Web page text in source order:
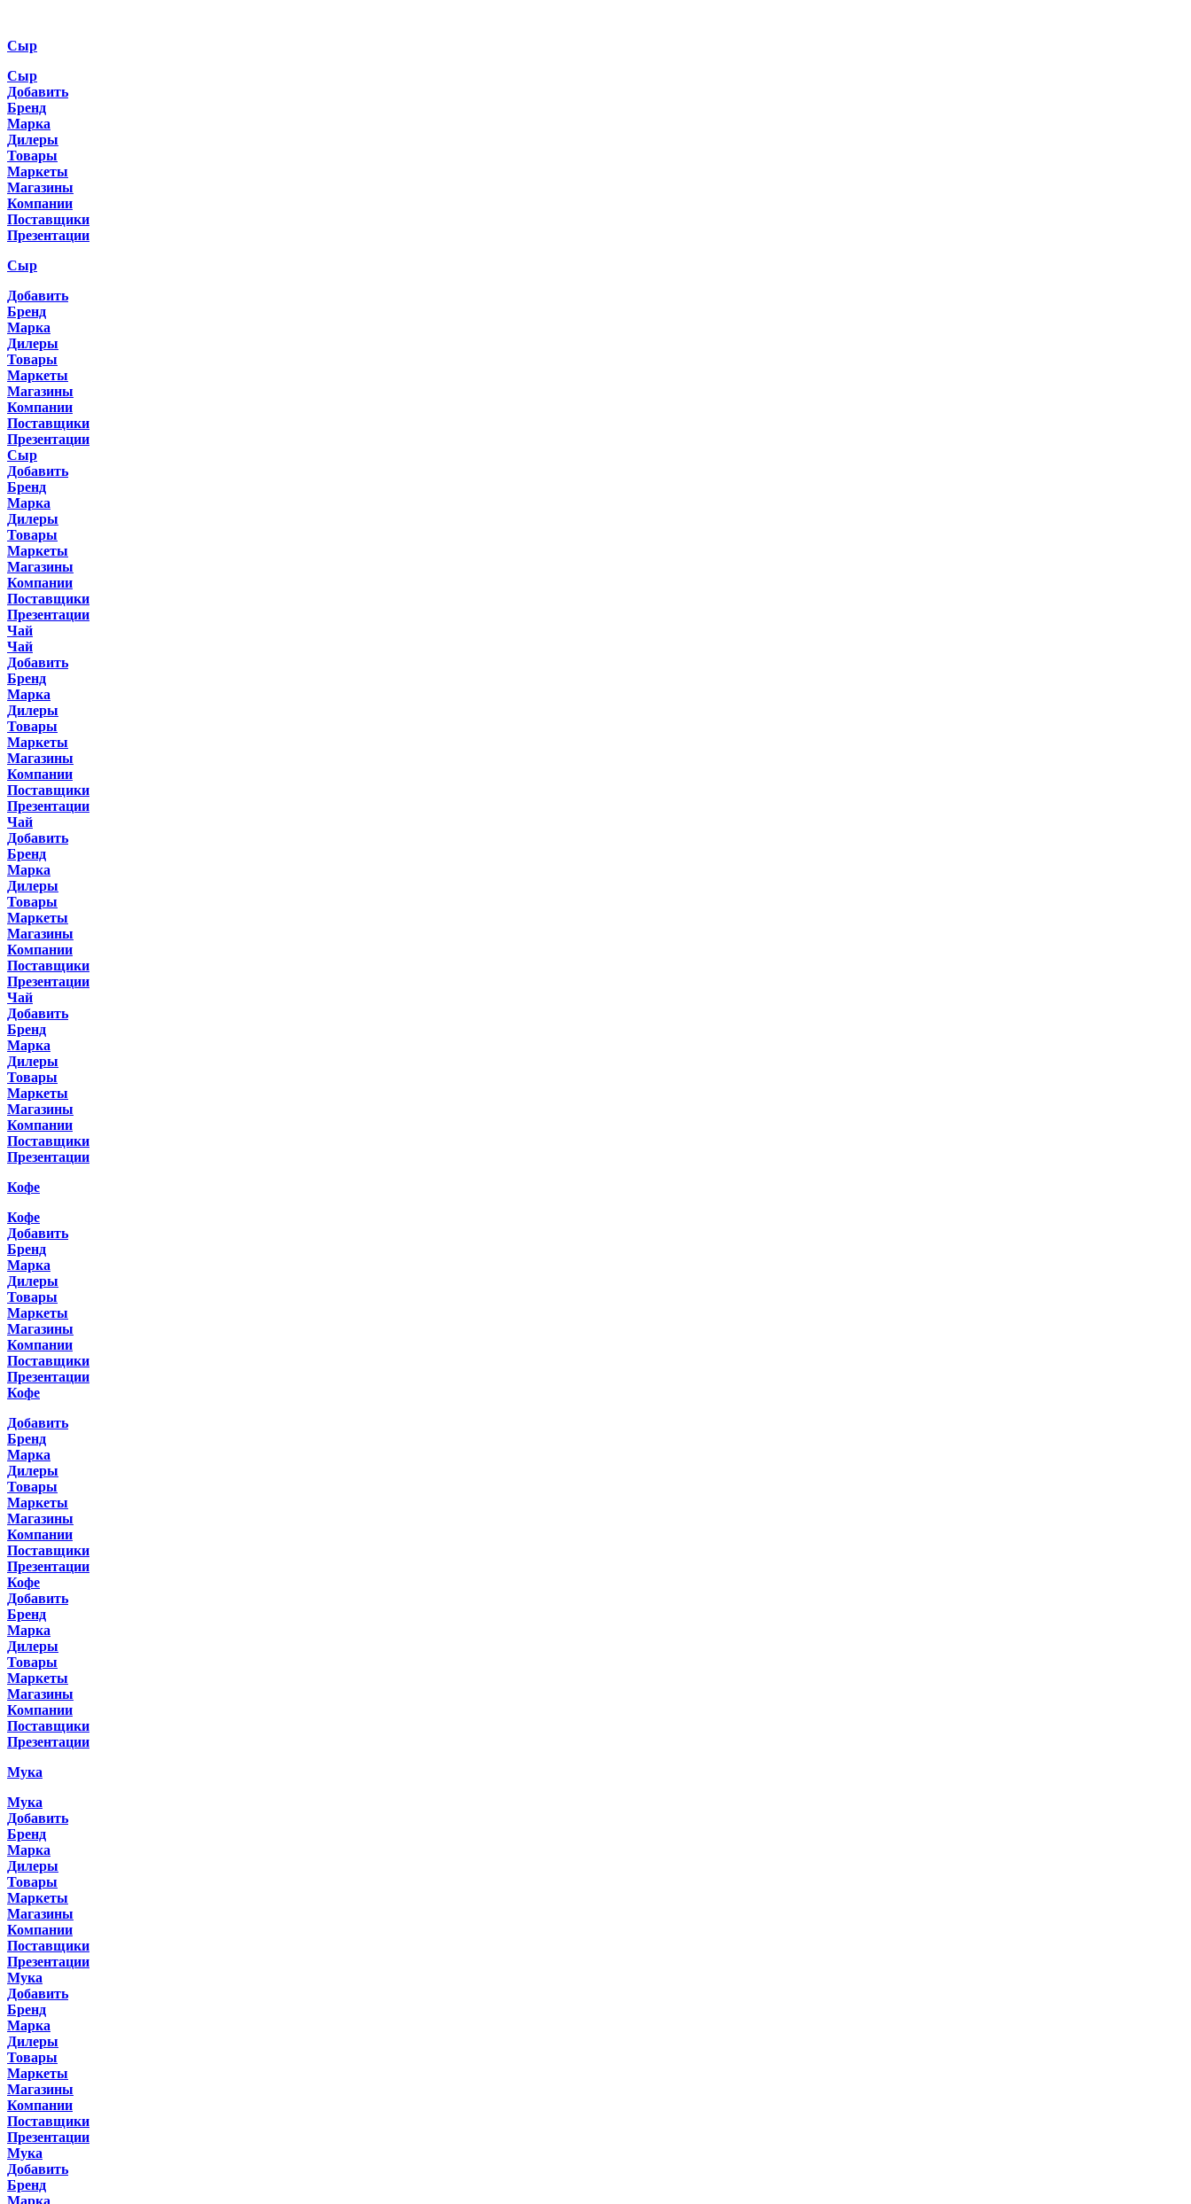
Сыр
Сыр
Добавить
Бренд
Марка
Дилеры
Товары
Маркеты
Магазины
Компании
Поставщики
Презентации
Сыр
Добавить
Бренд
Марка
Дилеры
Товары
Маркеты
Магазины
Компании
Поставщики
Презентации
Сыр
Добавить
Бренд
Марка
Дилеры
Товары
Маркеты
Магазины
Компании
Поставщики
Презентации
Чай
Чай
Добавить
Бренд
Марка
Дилеры
Товары
Маркеты
Магазины
Компании
Поставщики
Презентации
Чай
Добавить
Бренд
Марка
Дилеры
Товары
Маркеты
Магазины
Компании
Поставщики
Презентации
Чай
Добавить
Бренд
Марка
Дилеры
Товары
Маркеты
Магазины
Компании
Поставщики
Презентации
Кофе
Кофе
Добавить
Бренд
Марка
Дилеры
Товары
Маркеты
Магазины
Компании
Поставщики
Презентации
Кофе
Добавить
Бренд
Марка
Дилеры
Товары
Маркеты
Магазины
Компании
Поставщики
Презентации
Кофе
Добавить
Бренд
Марка
Дилеры
Товары
Маркеты
Магазины
Компании
Поставщики
Презентации
Мука
Мука
Добавить
Бренд
Марка
Дилеры
Товары
Маркеты
Магазины
Компании
Поставщики
Презентации
Мука
Добавить
Бренд
Марка
Дилеры
Товары
Маркеты
Магазины
Компании
Поставщики
Презентации
Мука
Добавить
Бренд
Марка